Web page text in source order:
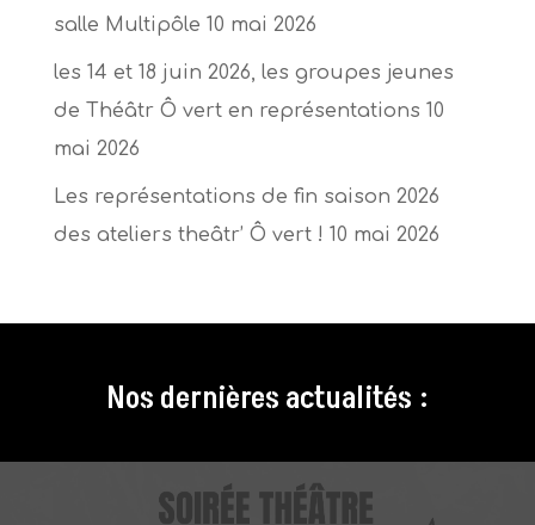
salle Multipôle 10 mai 2026
les 14 et 18 juin 2026, les groupes jeunes
de Théâtr Ô vert en représentations 10
mai 2026
Les représentations de fin saison 2026
des ateliers theâtr’ Ô vert ! 10 mai 2026
Nos dernières actualités :